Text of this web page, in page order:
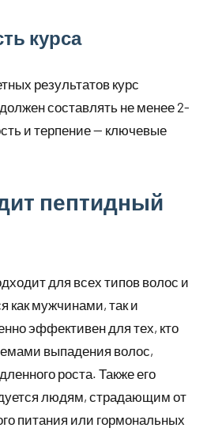
курса
результатов курс
составлять не менее 2-
и терпение — ключевые
пептидный
для всех типов волос и
как мужчинами, так и
эффективен для тех, кто
выпадения волос,
роста. Также его
людям, страдающим от
питания или гормональных